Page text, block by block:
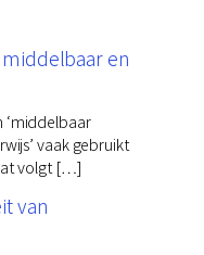
en
‘middelbaar
vaak gebruikt
volgt […]
van